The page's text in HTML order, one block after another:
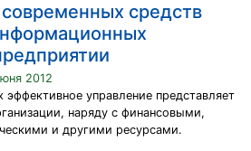
средств
2012
управление представляет
наряду с финансовыми,
и другими ресурсами.